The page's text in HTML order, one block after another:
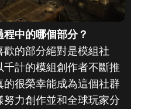
中的哪個部分？
的部分絕對是模組社
計的模組創作者不斷推
很榮幸能成為這個社群
力創作並和全球玩家分